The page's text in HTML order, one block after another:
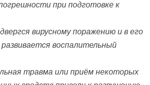
при подготовке к
вирусному поражению и в его
воспалительный
травма или приём некоторых